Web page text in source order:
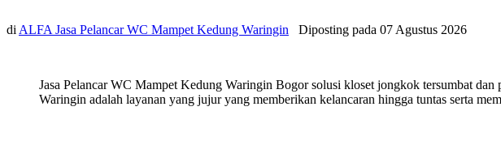
di ALFA Jasa Pelancar WC Mampet Kedung Waringin Diposting pada 07 Agustus 2026
Jasa Pelancar WC Mampet Kedung Waringin Bogor solusi kloset jongkok tersumbat
Waringin adalah layanan yang jujur yang memberikan kelancaran hingga tuntas serta